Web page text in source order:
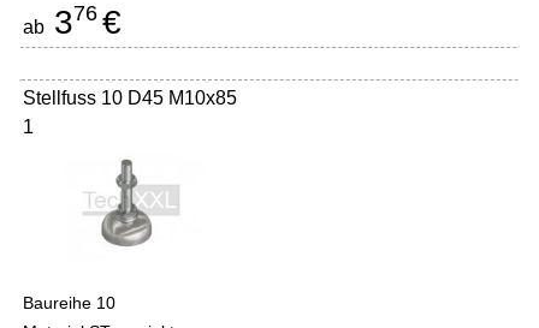
ab 376 €
Stellfuss 10 D45 M10x85
1
Baureihe 10